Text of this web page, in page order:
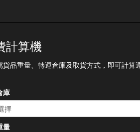
計算機
貨品重量、轉運倉庫及取貨方式，即可計算
庫
量